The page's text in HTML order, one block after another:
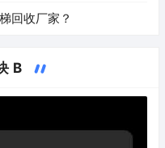
回收厂家？
B